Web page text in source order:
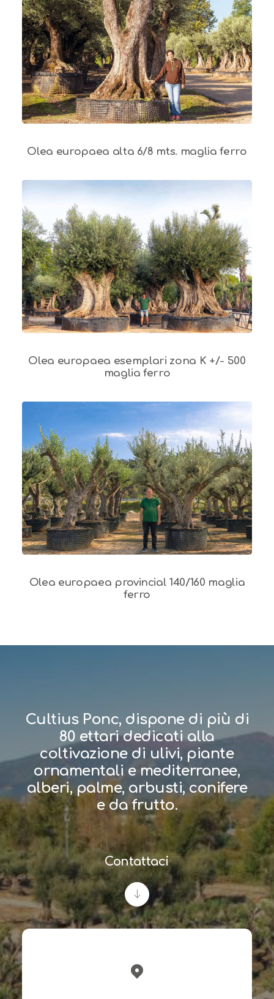
Olea europaea alta 6/8 mts. maglia ferro
Olea europaea esemplari zona K +/- 500
maglia ferro
Olea europaea provincial 140/160 maglia
ferro
Cultius Ponc, dispone di più di
80 ettari dedicati alla
coltivazione di ulivi, piante
ornamentali e mediterranee,
alberi, palme, arbusti, conifere
e da frutto.
Contattaci